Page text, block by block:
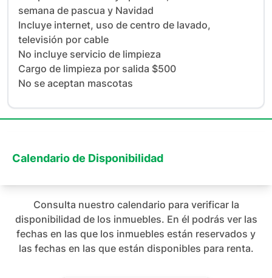
semana de pascua y Navidad
Incluye internet, uso de centro de lavado,
televisión por cable
No incluye servicio de limpieza
Cargo de limpieza por salida $500
No se aceptan mascotas
Calendario de Disponibilidad
Consulta nuestro calendario para verificar la
disponibilidad de los inmuebles. En él podrás ver las
fechas en las que los inmuebles están reservados y
las fechas en las que están disponibles para renta.